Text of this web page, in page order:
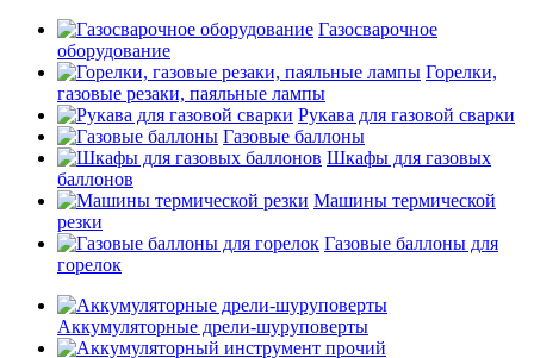
Газосварочное
оборудование
Горелки,
газовые резаки, паяльные лампы
Рукава для газовой сварки
Газовые баллоны
Шкафы для газовых
баллонов
Машины термической
резки
Газовые баллоны для
горелок
Аккумуляторные дрели-шуруповерты